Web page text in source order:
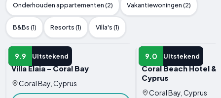
Onderhouden appartementen (2) Vakantiewoningen (2)
B&Bs (1) Resorts (1) Villa's (1)
9.9 Uitstekend
HOTEL
Villa Elaia - Coral Bay
Coral Bay, Cyprus
9.0 Uitstekend
HOTEL
Coral Beach Hotel &
Cyprus
Coral Bay, Cyprus